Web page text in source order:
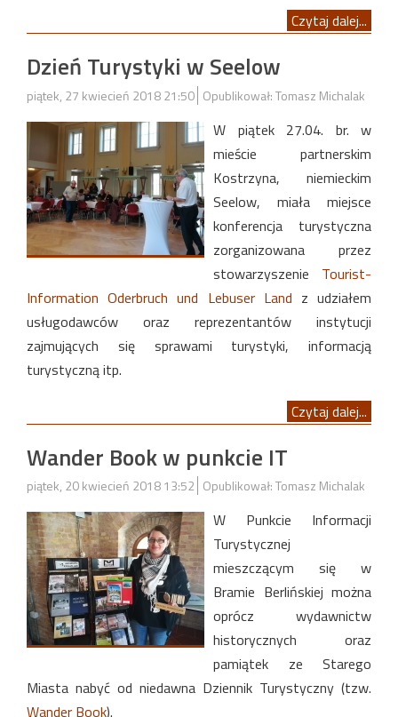
Czytaj dalej...
Dzień Turystyki w Seelow
piątek, 27 kwiecień 2018 21:50 Opublikował: Tomasz Michalak
W piątek 27.04. br. w
mieście partnerskim
Kostrzyna, niemieckim
Seelow, miała miejsce
konferencja turystyczna
zorganizowana przez
stowarzyszenie Tourist-
Information Oderbruch und Lebuser Land z udziałem
usługodawców oraz reprezentantów instytucji
zajmujących się sprawami turystyki, informacją
turystyczną itp.
Czytaj dalej...
Wander Book w punkcie IT
piątek, 20 kwiecień 2018 13:52 Opublikował: Tomasz Michalak
W Punkcie Informacji
Turystycznej
mieszczącym się w
Bramie Berlińskiej można
oprócz wydawnictw
historycznych oraz
pamiątek ze Starego
Miasta nabyć od niedawna Dziennik Turystyczny (tzw.
Wander Book).